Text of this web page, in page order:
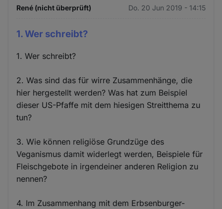
René (nicht überprüft) Do. 20 Jun 2019 - 14:15
1. Wer schreibt?
1. Wer schreibt?
2. Was sind das für wirre Zusammenhänge, die
hier hergestellt werden? Was hat zum Beispiel
dieser US-Pfaffe mit dem hiesigen Streitthema zu
tun?
3. Wie können religiöse Grundzüge des
Veganismus damit widerlegt werden, Beispiele für
Fleischgebote in irgendeiner anderen Religion zu
nennen?
4. Im Zusammenhang mit dem Erbsenburger-